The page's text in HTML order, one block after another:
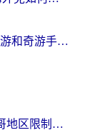
海外玩国内手游卡成PPT？迅游和奇游手游哪个好？一篇讲透回国加速器怎么选
在国外看世界杯法国VS摩洛哥地区限制？这篇指南让你流畅看中文解说无压力